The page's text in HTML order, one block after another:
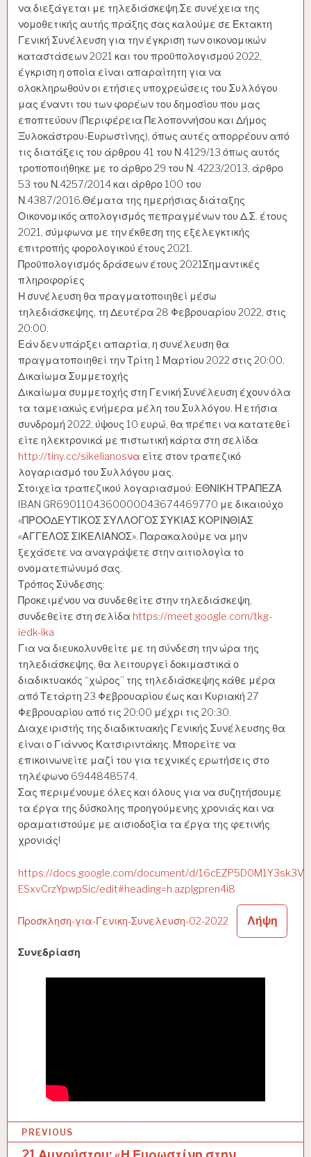
να διεξάγεται με τηλεδιάσκεψη.Σε συνέχεια της
νομοθετικής αυτής πράξης σας καλούμε σε Έκτακτη
Γενική Συνέλευση για την έγκριση των οικονομικών
καταστάσεων 2021 και του προϋπολογισμού 2022,
έγκριση η οποία είναι απαραίτητη για να
ολοκληρωθούν οι ετήσιες υποχρεώσεις του Συλλόγου
μας έναντι του των φορέων του δημοσίου που μας
εποπτεύουν (Περιφέρεια Πελοποννήσου και Δήμος
Ξυλοκάστρου-Ευρωστίνης), όπως αυτές απορρέουν από
τις διατάξεις του άρθρου 41 του Ν.4129/13 όπως αυτός
τροποποιήθηκε με το άρθρο 29 του Ν. 4223/2013, άρθρο
53 του Ν.4257/2014 και άρθρο 100 του
Ν.4387/2016.Θέματα της ημερήσιας διάταξης
Οικονομικός απολογισμός πεπραγμένων του Δ.Σ. έτους
2021, σύμφωνα με την έκθεση της εξελεγκτικής
επιτροπής φορολογικού έτους 2021.
Προϋπολογισμός δράσεων έτους 2021Σημαντικές
πληροφορίες
Η συνέλευση θα πραγματοποιηθεί μέσω
τηλεδιάσκεψης, τη Δευτέρα 28 Φεβρουαρίου 2022, στις
20:00.
Εάν δεν υπάρξει απαρτία, η συνέλευση θα
πραγματοποιηθεί την Τρίτη 1 Μαρτίου 2022 στις 20:00.
Δικαίωμα Συμμετοχής
Δικαίωμα συμμετοχής στη Γενική Συνέλευση έχουν όλα
τα ταμειακώς ενήμερα μέλη του Συλλόγου. Η ετήσια
συνδρομή 2022, ύψους 10 ευρώ, θα πρέπει να κατατεθεί
είτε ηλεκτρονικά με πιστωτική κάρτα στη σελίδα
http://tiny.cc/sikelianosνα είτε στον τραπεζικό
λογαριασμό του Συλλόγου μας.
Στοιχεία τραπεζικού λογαριασμού: ΕΘΝΙΚΗ ΤΡΑΠΕΖΑ
IBAN GR6901104360000043674469770 με δικαιούχο
«ΠΡΟΟΔΕΥΤΙΚΟΣ ΣΥΛΛΟΓΟΣ ΣΥΚΙΑΣ ΚΟΡΙΝΘΙΑΣ
«ΑΓΓΕΛΟΣ ΣΙΚΕΛΙΑΝΟΣ». Παρακαλούμε να μην
ξεχάσετε να αναγράψετε στην αιτιολογία το
ονοματεπώνυμό σας.
Τρόπος Σύνδεσης:
Προκειμένου να συνδεθείτε στην τηλεδιάσκεψη,
συνδεθείτε στη σελίδα https://meet.google.com/tkg-
iedk-ika
Για να διευκολυνθείτε με τη σύνδεση την ώρα της
τηλεδιάσκεψης, θα λειτουργεί δοκιμαστικά ο
διαδικτυακός “χώρος” της τηλεδιάσκεψης κάθε μέρα
από Τετάρτη 23 Φεβρουαρίου έως και Κυριακή 27
Φεβρουαρίου από τις 20:00 μέχρι τις 20:30.
Διαχειριστής της διαδικτυακής Γενικής Συνέλευσης θα
είναι ο Γιάννος Κατσιριντάκης. Μπορείτε να
επικοινωνείτε μαζί του για τεχνικές ερωτήσεις στο
τηλέφωνο 6944848574.
Σας περιμένουμε όλες και όλους για να συζητήσουμε
τα έργα της δύσκολης προηγούμενης χρονιάς και να
οραματιστούμε με αισιοδοξία τα έργα της φετινής
χρονιάς!
https://docs.google.com/document/d/
ESxvCrzYpwpSic/edit#heading=h.azplgpren4i8
Προσκληση-για-Γενικη-Συνελευση-02-2022 Λήψη
Συνεδρίαση
PREVIOUS